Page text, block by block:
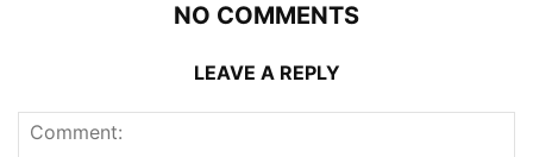
NO COMMENTS
LEAVE A REPLY